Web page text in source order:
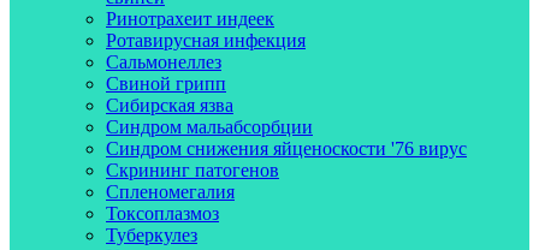
Ринотрахеит индеек
Ротавирусная инфекция
Сальмонеллез
Свиной грипп
Сибирская язва
Синдром мальабсорбции
Синдром снижения яйценоскости '76 вирус
Скрининг патогенов
Спленомегалия
Токсоплазмоз
Туберкулез